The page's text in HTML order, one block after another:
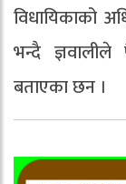
विधायिकाको
भन्दै
बताएका छन ।